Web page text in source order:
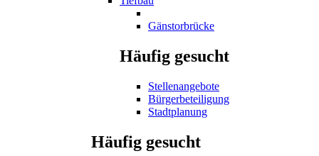
Gänstorbrücke
Häufig gesucht
Stellenangebote
Bürgerbeteiligung
Stadtplanung
Häufig gesucht